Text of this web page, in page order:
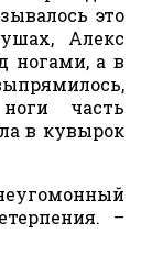
это
Алекс
ногами, а в
часть
в кувырок
–